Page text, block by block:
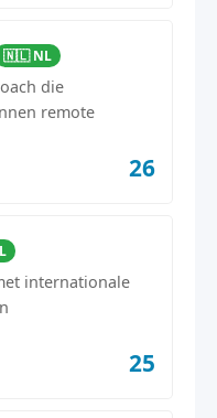
🇳🇱 NL
die
remote
26
internationale
25